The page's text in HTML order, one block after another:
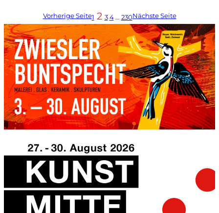
Vorherige Seite1 2 3 4 … 230Nächste Seite